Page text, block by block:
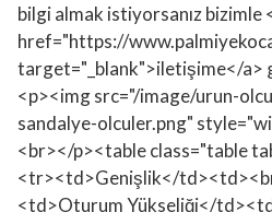
bilgi almak istiyorsanız bizimle
href="https://
target="_blank">iletişime</a>
<p><img src="/image/urun-
sandalye-olculer.png"
<br></p><table class="table
<tr><td>Genişlik</
<td>Oturum Yükseliği</